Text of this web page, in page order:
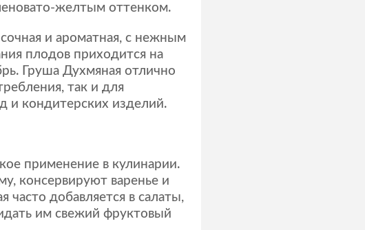
желтым оттенком.
и ароматная, с нежным
плодов приходится на
Груша Духмяная отлично
так и для
и кондитерских изделий.
применение в кулинарии.
консервируют варенье и
добавляется в салаты,
им свежий фруктовый